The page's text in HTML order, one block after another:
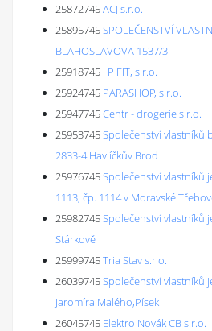
25872745ACJ s.r.o.
25895745SPOLEČENSTVÍ
BLAHOSLAVOVA 1537/3
25918745 J P FIT, s.r.o.
25924745 PARASHOP, s.r.o.
25947745Centr - drogerie s.r.o.
25953745Společenství vlastníků
2833-4 Havlíčkův Brod
25976745Společenství vlastníků
1113, čp. 1114 v Moravské
25982745Společenství vlastníků
Stárkově
25999745Tria Stav s.r.o.
26039745Společenství vlastníků
Jaromíra Malého,Písek
26045745 Elektro Novák CB s.r.o.